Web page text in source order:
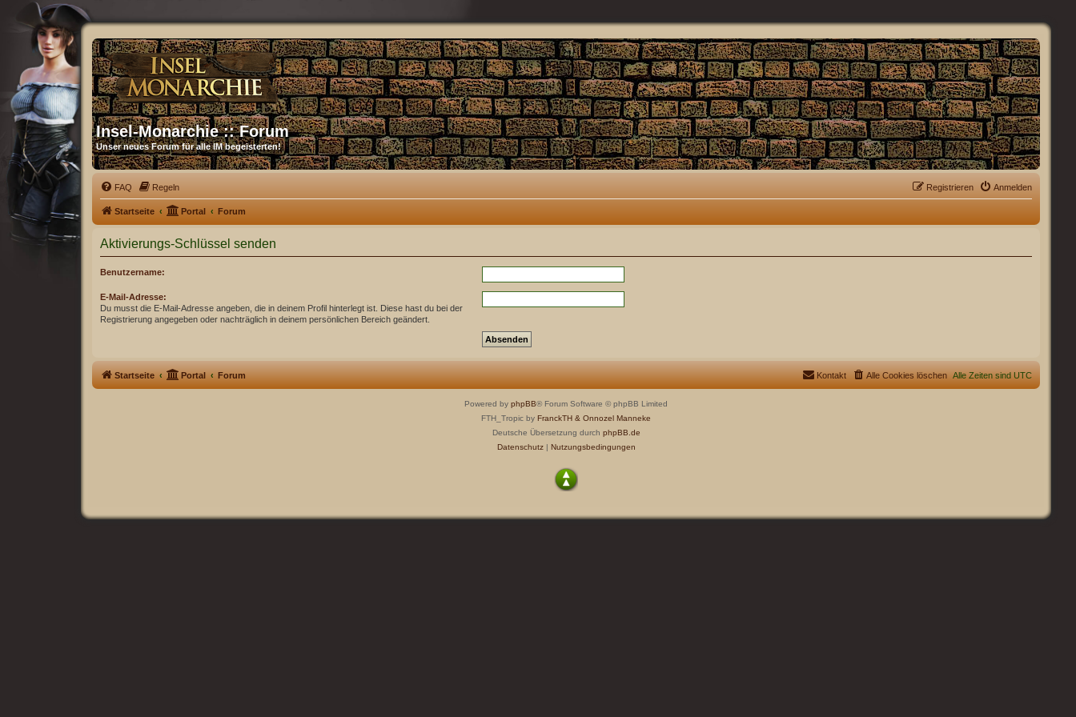
Insel-Monarchie :: Forum
Unser neues Forum für alle IM begeisterten!
FAQ Regeln Anmelden
Registrieren
Startseite Portal Forum
Aktivierungs-Schlüssel senden
Benutzername:
E-Mail-Adresse:
Du musst die E-Mail-Adresse angeben, die in deinem Profil hinterlegt ist. Diese hast du bei der
Registrierung angegeben oder nachträglich in deinem persönlichen Bereich geändert.
Startseite Portal Forum Alle Zeiten sind UTC
Alle Cookies löschen
Kontakt
Powered by phpBB® Forum Software © phpBB Limited
FTH_Tropic by FranckTH & Onnozel Manneke
Deutsche Übersetzung durch phpBB.de
Datenschutz| Nutzungsbedingungen